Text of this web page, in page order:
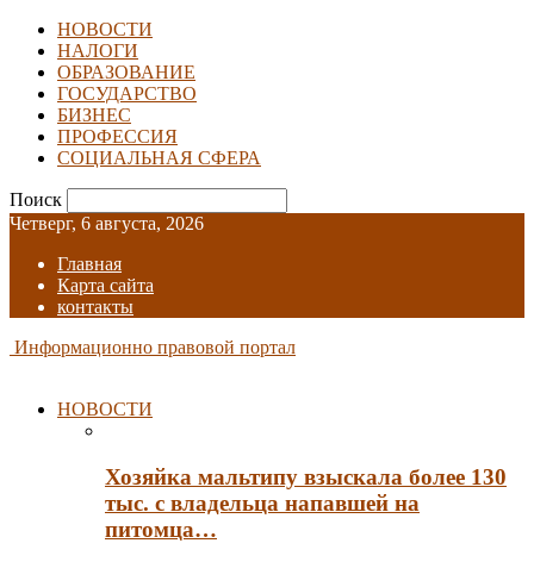
НОВОСТИ
НАЛОГИ
ОБРАЗОВАНИЕ
ГОСУДАРСТВО
БИЗНЕС
ПРОФЕССИЯ
СОЦИАЛЬНАЯ СФЕРА
Поиск
Четверг, 6 августа, 2026
Главная
Карта сайта
контакты
Информационно правовой портал
НОВОСТИ
Хозяйка мальтипу взыскала более 130
тыс. с владельца напавшей на
питомца…